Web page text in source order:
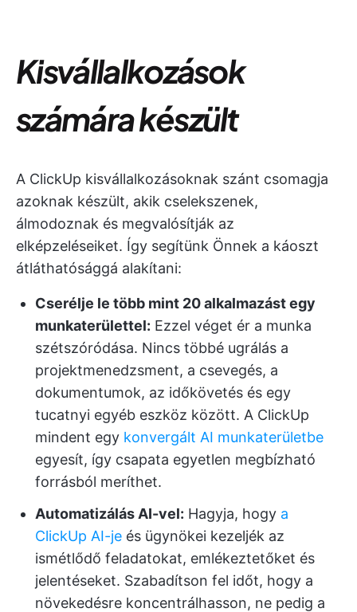
Kisvállalkozások
számára készült
A ClickUp kisvállalkozásoknak szánt csomagja
azoknak készült, akik cselekszenek,
álmodoznak és megvalósítják az
elképzeléseiket. Így segítünk Önnek a káoszt
átláthatósággá alakítani:
Cserélje le több mint 20 alkalmazást egy
munkaterülettel: Ezzel véget ér a munka
szétszóródása. Nincs többé ugrálás a
projektmenedzsment, a csevegés, a
dokumentumok, az időkövetés és egy
tucatnyi egyéb eszköz között. A ClickUp
mindent egy konvergált AI munkaterületbe
egyesít, így csapata egyetlen megbízható
forrásból meríthet.
Automatizálás AI-vel: Hagyja, hogy a
ClickUp AI-je és ügynökei kezeljék az
ismétlődő feladatokat, emlékeztetőket és
jelentéseket. Szabadítson fel időt, hogy a
növekedésre koncentrálhasson, ne pedig a